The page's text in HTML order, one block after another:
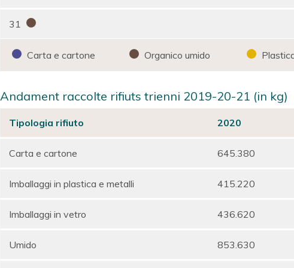
31
Carta e cartone Organico umido
Andament raccolte rifiuts trienni 2019-20-21 (in kg)
Tipologia rifiuto 2020
Carta e cartone 645.380
Imballaggi in plastica e metalli 415.220
Imballaggi in vetro 436.620
Umido 853.630